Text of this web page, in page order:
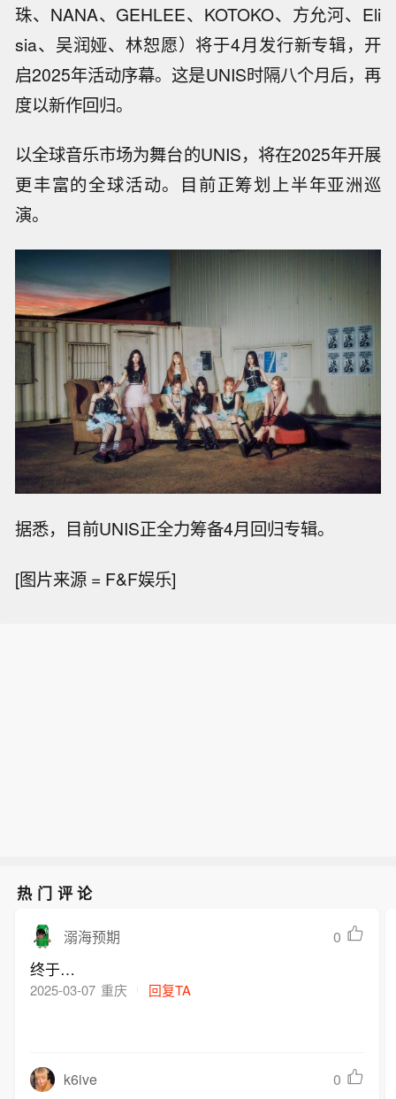
珠、NANA、GEHLEE、KOTOKO、方允河、Eli
sia、吴润娅、林恕愿）将于4月发行新专辑，开
启2025年活动序幕。这是UNIS时隔八个月后，再
度以新作回归。
以全球音乐市场为舞台的UNIS，将在2025年开展
更丰富的全球活动。目前正筹划上半年亚洲巡
演。
据悉，目前UNIS正全力筹备4月回归专辑。
[图片来源 = F&F娱乐]
热门评论
溺海预期 0
终于…
2025-03-07 重庆 回复TA
k6ive 0